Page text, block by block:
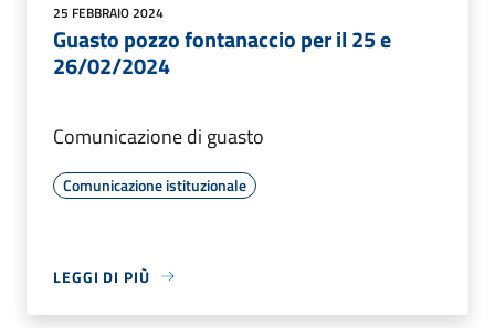
25 FEBBRAIO 2024
Guasto pozzo fontanaccio per il 25 e
26/02/2024
Comunicazione di guasto
Comunicazione istituzionale
LEGGI DI PIÙ